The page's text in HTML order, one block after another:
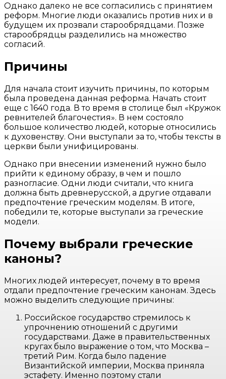
Однако далеко не все согласились с принятием
реформ. Многие люди оказались против них и в
будущем их прозвали старообрядцами. Позже
старообрядцы разделились на множество
согласий.
Причины
Для начала стоит изучить причины, по которым
была проведена данная реформа. Начать стоит
еще с 1640 года. В то время в столице был «Кружок
ревнителей благочестия». В нем состояло
большое количество людей, которые относились
к духовенству. Они выступали за то, чтобы тексты в
церкви были унифицированы.
Однако при внесении изменений нужно было
прийти к единому образу, в чем и пошло
разногласие. Одни люди считали, что книга
должна быть древнерусской, а другие отдавали
предпочтение греческим моделям. В итоге,
победили те, которые выступали за греческие
модели.
Почему выбрали греческие
каноны?
Многих людей интересует, почему в то время
отдали предпочтение греческим канонам. Здесь
можно выделить следующие причины:
Российское государство стремилось к
упрочнению отношений с другими
государствами. Даже в правительственных
кругах было выражение о том, что Москва –
третий Рим. Когда было падение
Византийской империи, Москва приняла
эстафету. Именно поэтому стали